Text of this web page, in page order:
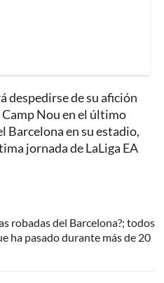
despedirse de su afición
Nou en el último
Barcelona en su estadio,
jornada de LaLiga EA
robadas del Barcelona?; todos
ha pasado durante más de 20